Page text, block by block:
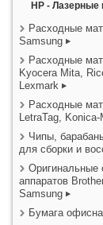
HP - Лазерные
Расходные
Samsung
Расходные
Kyocera Mita,
Lexmark
Расходные
LetraTag, Konica-
Чипы,
для сборки и
Оригинальные
аппаратов
Samsung
Бумага